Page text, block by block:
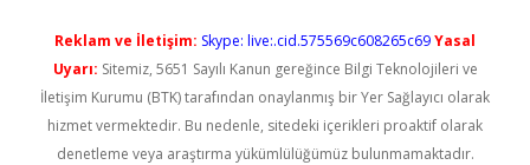
Reklam ve İletişim: Skype: live:.cid.575569c608265c69Yasal
Uyarı: Sitemiz, 5651 Sayılı Kanun gereğince Bilgi Teknolojileri ve
İletişim Kurumu (BTK) tarafından onaylanmış bir Yer Sağlayıcı olarak
hizmet vermektedir. Bu nedenle, sitedeki içerikleri proaktif olarak
denetleme veya araştırma yükümlülüğümüz bulunmamaktadır.